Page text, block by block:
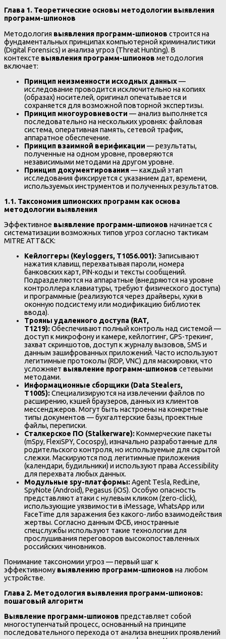
Глава 1. Теоретические основы методологии выявления
программ-шпионов
Методология выявления программ-шпионов строится на
фундаментальных принципах компьютерной криминалистики
(Digital Forensics) и анализа угроз (Threat Hunting). В
контексте выявления программ-шпионов методология
включает:
Принцип неизменности исходных данных—
исследование проводится исключительно на копиях
(образах) носителей, оригинал опечатывается и
сохраняется для возможной повторной экспертизы.
Принцип многоуровневости — анализ выполняется
последовательно на нескольких уровнях: файловая
система, оперативная память, сетевой трафик,
аппаратное обеспечение.
Принцип взаимной верификации — результаты,
полученные на одном уровне, проверяются
независимыми методами на другом уровне.
Принцип документирования— каждый этап
исследования фиксируется с указанием дат, времени,
используемых инструментов и полученных результатов.
1.1. Таксономия шпионских программ как основа
методологии выявления
Эффективное выявление программ-шпионов начинается с
систематизации возможных типов угроз согласно тактикам
MITRE ATT&CK:
Кейлоггеры (Keyloggers, T1056.001):Записывают
нажатия клавиш, перехватывая пароли, номера
банковских карт, PIN-коды и тексты сообщений.
Подразделяются на аппаратные (внедряются на уровне
контроллера клавиатуры, требуют физического доступа)
и программные (реализуются через драйверы, хуки в
оконную подсистему или модификацию библиотек
ввода).
Трояны удаленного доступа (RAT,
T1219):Обеспечивают полный контроль над системой —
доступ к микрофону и камере, кейлоггинг, GPS-трекинг,
захват скриншотов, доступ к журналу вызовов, SMS и
данным зашифрованных приложений. Часто используют
легитимные протоколы (RDP, VNC) для маскировки, что
усложняет выявление программ-шпионов сетевыми
методами.
Информационные сборщики (Data Stealers,
T1005):Специализируются на извлечении файлов по
расширению, кэшей браузеров, данных из клиентов
мессенджеров. Могут быть настроены на конкретные
типы документов — бухгалтерские базы, проектные
файлы, переписки.
Сталкерское ПО (Stalkerware):Коммерческие пакеты
(mSpy, FlexiSPY, Cocospy), изначально разработанные для
родительского контроля, но используемые для скрытой
слежки. Маскируются под легитимные приложения
(календари, будильники) и используют права Accessibility
для перехвата любых данных.
Модульные spy-платформы:Agent Tesla, RedLine,
SpyNote (Android), Pegasus (iOS). Особую опасность
представляют атаки с нулевым кликом (zero-click),
использующие уязвимости в iMessage, WhatsApp или
FaceTime для заражения без какого-либо взаимодействия
жертвы. Согласно данным ФСБ, иностранные
спецслужбы используют такие технологии для
прослушивания переговоров высокопоставленных
российских чиновников.
Понимание таксономии угроз — первый шаг к
эффективному выявлению программ-шпионов на любом
устройстве.
Глава 2. Методология выявления программ-шпионов:
пошаговый алгоритм
Выявление программ-шпионов представляет собой
многоступенчатый процесс, основанный на принципе
последовательного перехода от анализа внешних проявлений